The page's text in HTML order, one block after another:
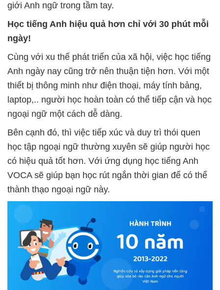
giới Anh ngữ trong tầm tay.
Học tiếng Anh hiệu quả hơn chỉ với 30 phút mỗi
ngày!
Cùng với xu thế phát triển của xã hội, việc học tiếng
Anh ngày nay cũng trở nên thuận tiện hơn. Với một
thiết bị thông minh như điện thoại, máy tính bảng,
laptop,.. người học hoàn toàn có thể tiếp cận và học
ngoại ngữ một cách dễ dàng.
Bên cạnh đó, thì việc tiếp xúc và duy trì thói quen
học tập ngoại ngữ thường xuyên sẽ giúp người học
có hiệu quả tốt hơn. Với ứng dụng học tiếng Anh
VOCA sẽ giúp bạn học rút ngắn thời gian để có thể
thành thạo ngoại ngữ này.